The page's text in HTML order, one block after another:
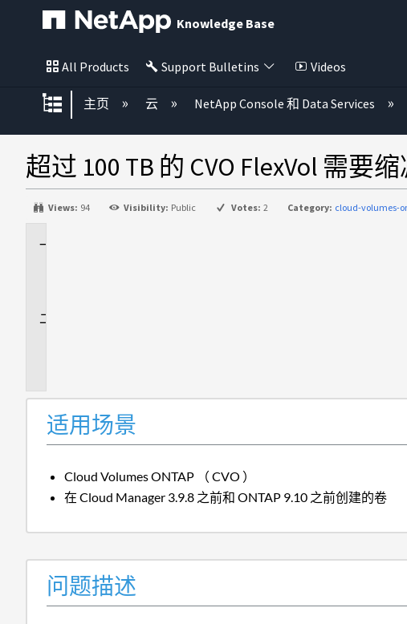
Knowledge Base
All Products Support Bulletins Videos
扩展/隐缩全局层次
主页 云 NetApp Console 和 Data Services
超过 100 TB 的 CVO FlexVol 需要
Views: 94 Visibility: Public Votes: 2 Category: cloud-volumes-
适用场景
Cloud Volumes ONTAP （ CVO ）
在 Cloud Manager 3.9.8 之前和 ONTAP 9.10 之前创建的卷
问题描述